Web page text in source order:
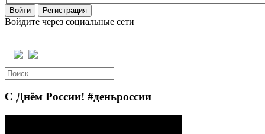
Войти Регистрация
Войдите через социальные сети
С Днём России! #деньроссии